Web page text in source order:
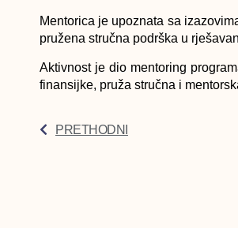
Mentorica je upoznata sa
pružena stručna podrška u
Aktivnost je dio mentoring
finansijke, pruža stručna i
PRETHODNI